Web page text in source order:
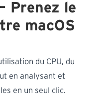
Prenez le
macOS
du CPU, du
en analysant et
en un seul clic.